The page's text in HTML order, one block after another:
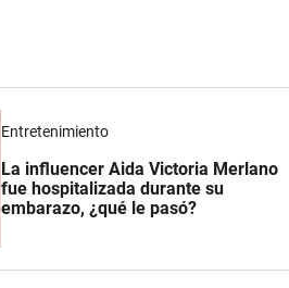
Entretenimiento
La influencer Aida Victoria Merlano
fue hospitalizada durante su
embarazo, ¿qué le pasó?